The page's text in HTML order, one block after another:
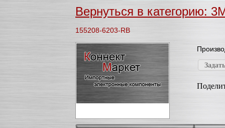
Вернуться в категорию:
155208-6203-RB